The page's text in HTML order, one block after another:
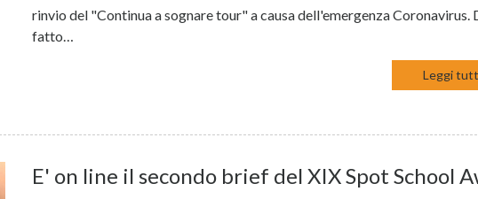
rinvio del "Continua a sognare tour" a causa dell'emergenza Coronavirus.
fatto…
Leggi
E' on line il secondo brief del XIX Spot School